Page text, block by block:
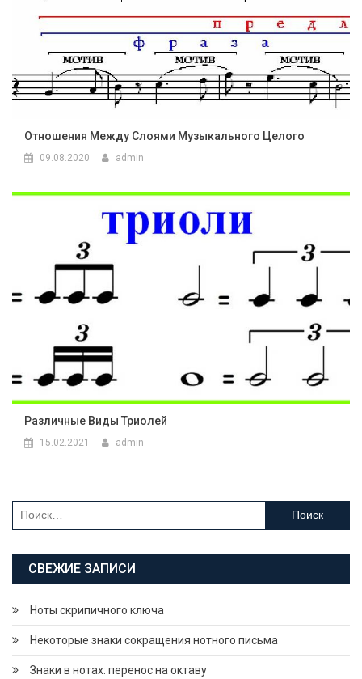
Отношения Между Слоями Музыкального Целого
09.08.2020 admin
Различные Виды Триолей
15.02.2021 admin
Найти:
СВЕЖИЕ ЗАПИСИ
Ноты скрипичного ключа
Некоторые знаки сокращения нотного письма
Знаки в нотах: перенос на октаву